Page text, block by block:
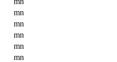
mn
mn
mn
mn
mn